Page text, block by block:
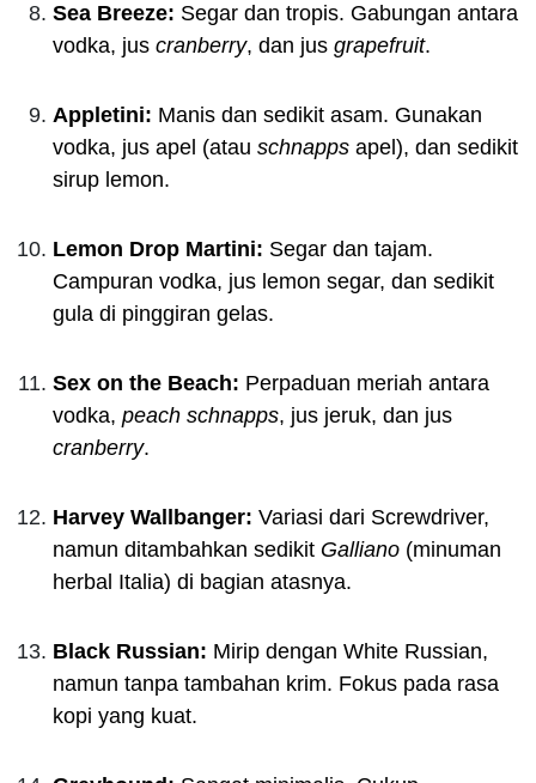
Sea Breeze: Segar dan tropis. Gabungan antara
vodka, jus cranberry, dan jus grapefruit.
Appletini: Manis dan sedikit asam. Gunakan
vodka, jus apel (atau schnapps apel), dan sedikit
sirup lemon.
Lemon Drop Martini: Segar dan tajam.
Campuran vodka, jus lemon segar, dan sedikit
gula di pinggiran gelas.
Sex on the Beach: Perpaduan meriah antara
vodka, peach schnapps, jus jeruk, dan jus
cranberry.
Harvey Wallbanger: Variasi dari Screwdriver,
namun ditambahkan sedikit Galliano (minuman
herbal Italia) di bagian atasnya.
Black Russian: Mirip dengan White Russian,
namun tanpa tambahan krim. Fokus pada rasa
kopi yang kuat.